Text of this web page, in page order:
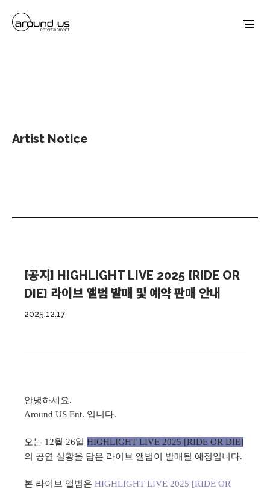
Artist Notice
[공지] HIGHLIGHT LIVE 2025 [RIDE OR
DIE] 라이브 앨범 발매 및 예약 판매 안내
2025.12.17
안녕하세요.
Around US Ent. 입니다.
오는 12월 26일 HIGHLIGHT LIVE 2025 [RIDE OR DIE]
의 공연 실황을 담은 라이브 앨범이 발매될 예정입니다.
본 라이브 앨범은 HIGHLIGHT LIVE 2025 [RIDE OR